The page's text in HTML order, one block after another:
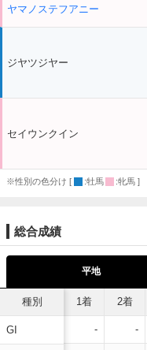
ヤマノステフアニー
ジヤツジヤー
セイウンクイン
※性別の色分け [ :牡馬 :牝馬 ]
総合成績
平地
種別
GI
1着 2着
- -